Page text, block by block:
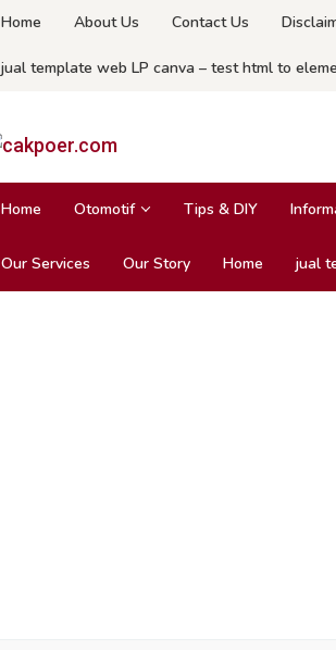
Home About Us Contact Us
jual template web LP canva – test html to
Home Otomotif Tips & DIY
Our Services Our Story Home jual